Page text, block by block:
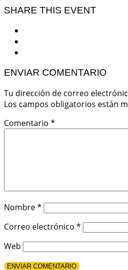
SHARE THIS EVENT
ENVIAR COMENTARIO
Tu dirección de correo
Los campos obligatorios están
Comentario *
Nombre*
Correo electrónico *
Web